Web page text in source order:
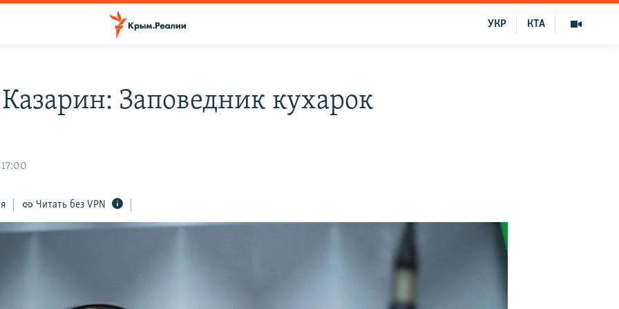
КТА
УКР
Заповедник кухарок
17:00
Читать без VPN